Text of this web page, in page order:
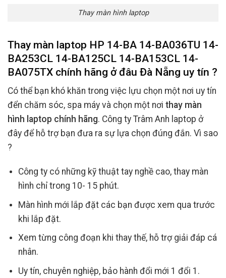
Thay màn hình laptop
Thay màn laptop HP 14-BA 14-BA036TU 14-
BA253CL 14-BA125CL 14-BA153CL 14-
BA075TX chính hãng ở đâu Đà Nẵng uy tín ?
Có thể bạn khó khăn trong việc lựu chọn một nơi uy tín
đển chăm sóc, spa máy và chọn một nơi thay màn
hình laptop chính hãng. Công ty Trâm Anh laptop ở
đây để hỗ trợ bạn đưa ra sự lựa chọn đúng đắn. Vì sao
?
Công ty có những kỹ thuật tay nghề cao, thay màn
hình chỉ trong 10- 15 phút.
Màn hình mới lắp đặt các bạn được xem qua trước
khi lắp đặt.
Xem từng công đoạn khi thay thế, hỗ trợ giải đáp cá
nhân.
Uy tín, chuyên nghiệp, bảo hành đổi mới 1 đổi 1.